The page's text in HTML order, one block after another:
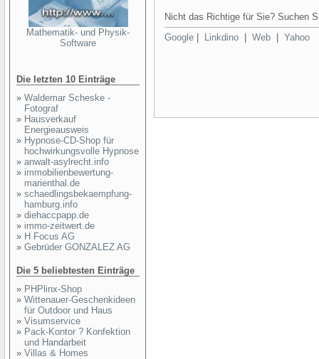
Mathematik- und Physik-
Software
Die letzten 10 Einträge
» Waldemar Scheske -
Fotograf
» Hausverkauf
Energieausweis
» Hypnose-CD-Shop für
hochwirkungsvolle Hypnose
» anwalt-asylrecht.info
» immobilienbewertung-
marienthal.de
» schaedlingsbekaempfung-
hamburg.info
» diehaccpapp.de
» immo-zeitwert.de
» H Focus AG
» Gebrüder GONZALEZ AG
Die 5 beliebtesten Einträge
» PHPlinx-Shop
» Wittenauer-Geschenkideen
für Outdoor und Haus
» Visumservice
» Pack-Kontor ? Konfektion
und Handarbeit
» Villas & Homes
Nicht das Richtige für Sie? Suchen
Google
Linkdino Web Yahoo